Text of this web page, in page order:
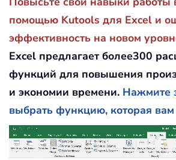
помощью Kutools для Excel и
эффективность на новом
Excel предлагает более300
функций для повышения
и экономии времени. Нажмите
выбрать функцию, которая